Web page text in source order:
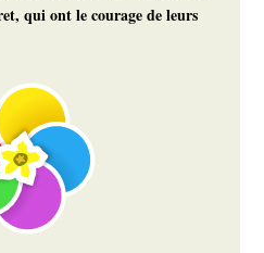
qui ont le courage de leurs